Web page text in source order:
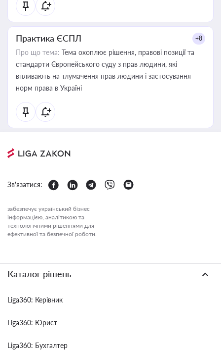
Практика ЄСПЛ +8
Про що тема: Тема охоплює рішення, правові позиції та
стандарти Європейського суду з прав людини, які
впливають на тлумачення прав людини і застосування
норм права в Україні
Зв'язатися:
забезпечує український бізнес
інформацією, аналітикою та
технологічними рішеннями для
ефективної та безпечної роботи.
Каталог рішень
Liga360: Керівник
Liga360: Юрист
Liga360: Бухгалтер